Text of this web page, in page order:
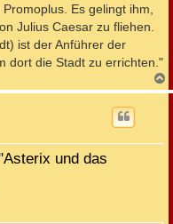
Es gelingt ihm,
Julius Caesar zu fliehen.
ist der Anführer der
dort die Stadt zu errichten."
a
und das